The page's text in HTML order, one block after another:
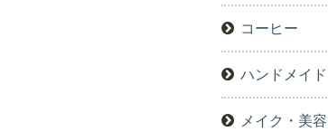
コーヒー
ハンドメイド
メイク・美容